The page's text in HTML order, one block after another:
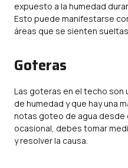
expuesto a la humedad
Esto puede manifestarse
áreas que se sienten
Goteras
Las goteras en el techo son
de humedad y que hay una
notas goteo de agua desde
ocasional, debes tomar
y resolver la causa.